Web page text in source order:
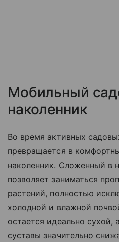
Мобильный
наколенник
Во время активных
превращается в
наколенник. Сложенный в
позволяет заниматься
растений, полностью
холодной и влажной
остается идеально сухой,
суставы значительно